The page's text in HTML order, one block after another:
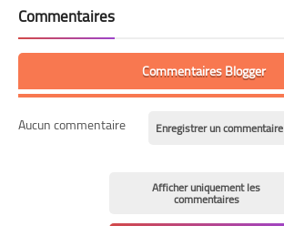
Commentaires
Commentaires Blogger
Aucun commentaire Enregistrer un commentaire
Afficher uniquement les
commentaires